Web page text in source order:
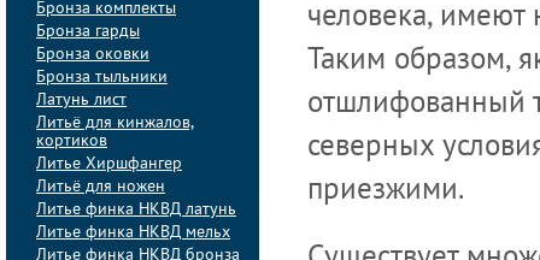
Бронза комплекты
Бронза гарды
Бронза оковки
Бронза тыльники
Латунь лист
Литьё для кинжалов,
кортиков
Литье Хиршфангер
Литьё для ножен
Литье финка НКВД латунь
Литье финка НКВД мельх
Литье финка НКВД бронза
человека, имеют
Таким образом,
отшлифованный
северных
приезжими.